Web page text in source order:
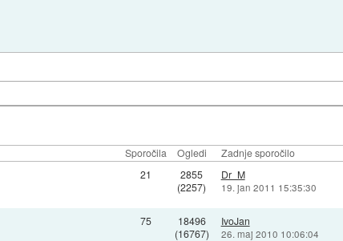
Sporočila Ogledi Zadnje sporočilo
21
2855
(2257)
Dr_M
19. jan 2011 15:35:30
75
18496
(16767)
IvoJan
26. maj 2010 10:06:04